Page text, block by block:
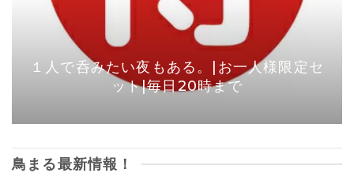
１人で呑みたい夜もある。|お一人様限定セ
ット|毎日20時まで
鳥まる最新情報！